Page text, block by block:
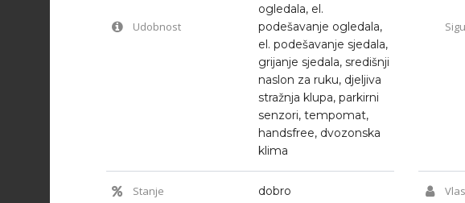
Udobnost
ogledala, el.
podešavanje ogledala,
el. podešavanje sjedala,
grijanje sjedala, središnji
naslon za ruku, djeljiva
stražnja klupa, parkirni
senzori, tempomat,
handsfree, dvozonska
klima
Stanje dobro